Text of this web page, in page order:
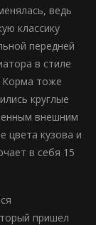
ведь
классику
передней
в стиле
Корма тоже
круглые
внешним
цвета кузова и
в себя 15
пришел